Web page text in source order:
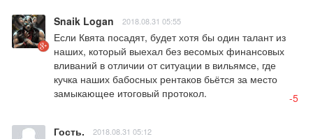
Snaik Logan 2018.08.31 05:55
Если Квята посадят, будет хотя бы один талант из
наших, который выехал без весомых финансовых
вливаний в отличии от ситуации в вильямсе, где
кучка наших бабосных рентаков бьётся за место
замыкающее итоговый протокол.
-5
Гость. 2018.08.31 05:12